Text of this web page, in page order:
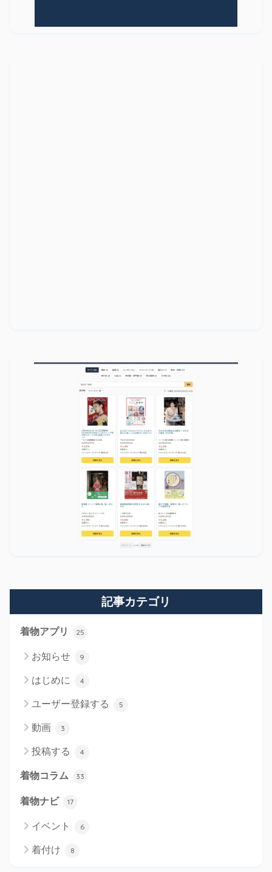
記事カテゴリ
着物アプリ 25
お知らせ 9
はじめに 4
ユーザー登録する 5
動画 3
投稿する 4
着物コラム 33
着物ナビ 17
イベント 6
着付け 8